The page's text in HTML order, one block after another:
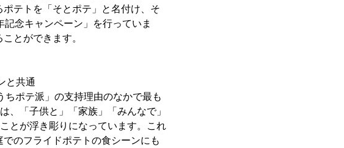
テトを「そとポテ」と名付け、そ
念キャンペーン」を行っていま
とができます。
と共通
ポテ派」の支持理由のなかで最も
、「子供と」「家族」「みんなで」
とが浮き彫りになっています。これ
のフライドポテトの食シーンにも